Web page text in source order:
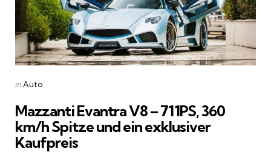
Categories
Posted
inAuto
Mazzanti Evantra V8 – 711PS, 360
km/h Spitze und ein exklusiver
Kaufpreis